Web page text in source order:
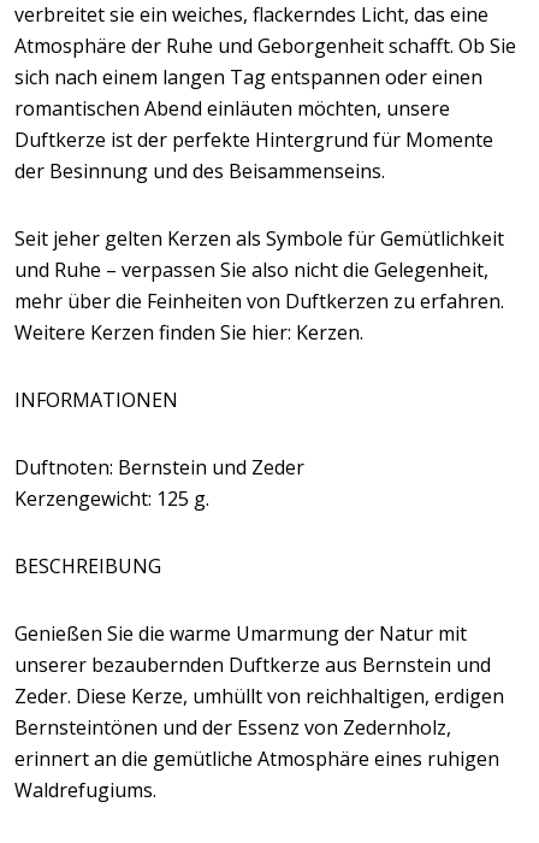
verbreitet sie ein weiches, flackerndes Licht, das eine
Atmosphäre der Ruhe und Geborgenheit schafft. Ob Sie
sich nach einem langen Tag entspannen oder einen
romantischen Abend einläuten möchten, unsere
Duftkerze ist der perfekte Hintergrund für Momente
der Besinnung und des Beisammenseins.
Seit jeher gelten Kerzen als Symbole für Gemütlichkeit
und Ruhe – verpassen Sie also nicht die Gelegenheit,
mehr über die Feinheiten von Duftkerzen zu erfahren.
Weitere Kerzen finden Sie hier: Kerzen.
INFORMATIONEN
Duftnoten: Bernstein und Zeder
Kerzengewicht: 125 g.
BESCHREIBUNG
Genießen Sie die warme Umarmung der Natur mit
unserer bezaubernden Duftkerze aus Bernstein und
Zeder. Diese Kerze, umhüllt von reichhaltigen, erdigen
Bernsteintönen und der Essenz von Zedernholz,
erinnert an die gemütliche Atmosphäre eines ruhigen
Waldrefugiums.